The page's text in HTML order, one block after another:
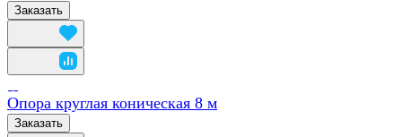
Заказать
Опора круглая коническая 8 м
Заказать